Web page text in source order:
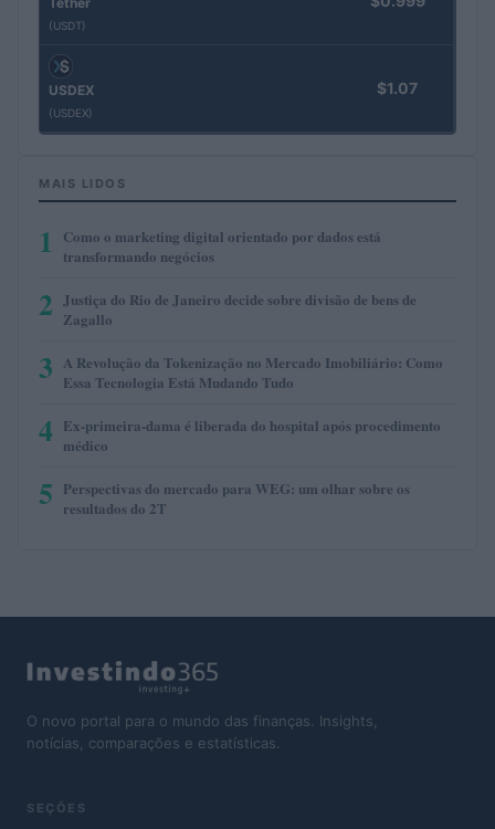
(USDT)
USDEX
(USDEX)
$1.07
MAIS LIDOS
1
Como o marketing digital orientado por dados está
transformando negócios
2
Justiça do Rio de Janeiro decide sobre divisão de bens de
Zagallo
3 A Revolução da Tokenização no Mercado Imobiliário: Como
Essa Tecnologia Está Mudando Tudo
4 Ex-primeira-dama é liberada do hospital após procedimento
médico
5 Perspectivas do mercado para WEG: um olhar sobre os
resultados do 2T
O novo portal para o mundo das finanças. Insights,
notícias, comparações e estatísticas.
SEÇÕES